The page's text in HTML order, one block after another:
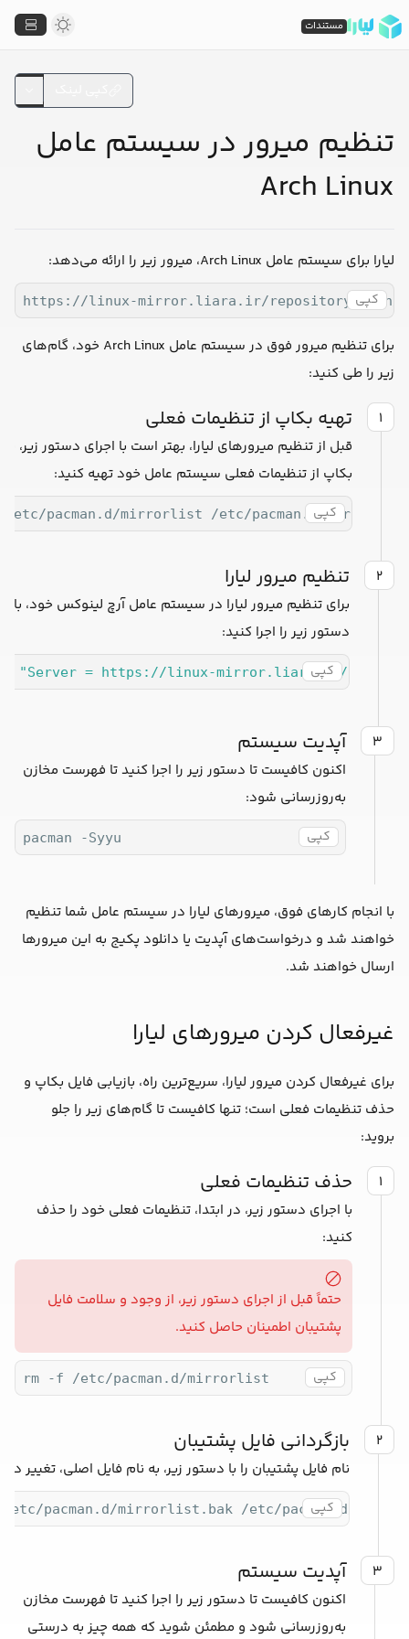
تنظیم میرور در سیستم عامل
Arch Linux
لیارا برای سیستم عامل Arch Linux، میرور زیر را ارائه می‌دهد:
کپی
https://linux-mirror.liara.ir/repository/arch/
برای تنظیم میرور فوق در سیستم عامل Arch Linux خود، گام‌های
زیر را طی کنید:
۱ تهیه بکاپ از تنظیمات فعلی
قبل از تنظیم میرورهای لیارا، بهتر است با اجرای دستور زیر،
بکاپ از تنظیمات فعلی سیستم عامل خود تهیه کنید:
کپی
/etc/pacman.d/mirrorlist /etc/pacman.d/
۲ تنظیم میرور لیارا
برای تنظیم میرور لیارا در سیستم عامل آرچ لینوکس خود، باید
دستور زیر را اجرا کنید:
کپی
"Server = https://linux-mirror.liara.ir/
۳ آپدیت سیستم
اکنون کافیست تا دستور زیر را اجرا کنید تا فهرست مخازن
به‌روزرسانی شود:
کپی pacman -Syyu
با انجام کارهای فوق، میرورهای لیارا در سیستم عامل شما تنظیم
خواهند شد و درخواست‌های آپدیت یا دانلود پکیج به این میرورها
ارسال خواهند شد.
غیرفعال کردن میرورهای لیارا
برای غیرفعال کردن میرور لیارا، سریع‌ترین راه، بازیابی فایل بکاپ و
حذف تنظیمات فعلی است؛ تنها کافیست تا گام‌های زیر را جلو
بروید:
۱ حذف تنظیمات فعلی
با اجرای دستور زیر، در ابتدا، تنظیمات فعلی خود را حذف
کنید:
حتماً قبل از اجرای دستور زیر، از وجود و سلامت فایل
پشتیبان اطمینان حاصل کنید.
کپی rm -f /etc/pacman.d/mirrorlist
۲ بازگردانی فایل پشتیبان
نام فایل پشتیبان را با دستور زیر، به نام فایل اصلی، تغییر
کپی
/etc/pacman.d/mirrorlist.bak /etc/pacman.d/
۳ آپدیت سیستم
اکنون کافیست تا دستور زیر را اجرا کنید تا فهرست مخازن
به‌روزرسانی شود و مطمئن شوید که همه چیز به درستی
مستندات